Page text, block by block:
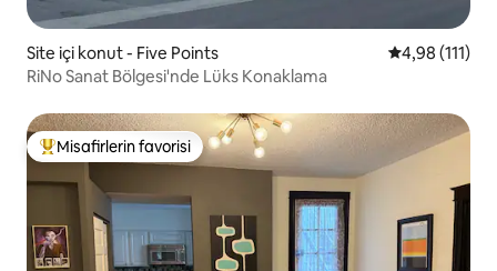
Site içi konut - Five Points 5 üzerinden
4,98 (111)
RiNo Sanat Bölgesi'nde Lüks Konaklama
Misafirlerin favorilerinden en beğenilenler arasında
Misafirlerin favorisi